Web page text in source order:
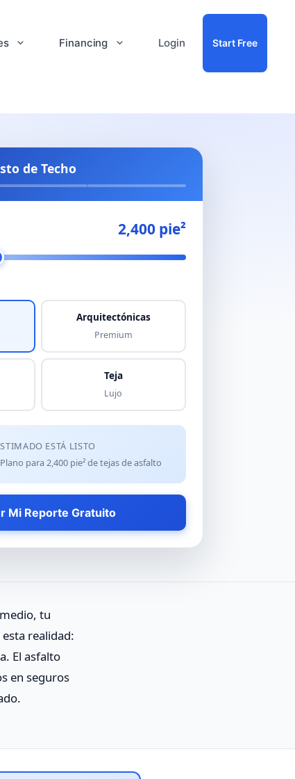
Financing Login Start Free
de Techo
2,400 pie²
Arquitectónicas
Premium
Teja
Lujo
ESTÁ LISTO
para 2,400pie² detejas de asfalto
Mi Reporte Gratuito
tu
realidad:
El asfalto
en seguros